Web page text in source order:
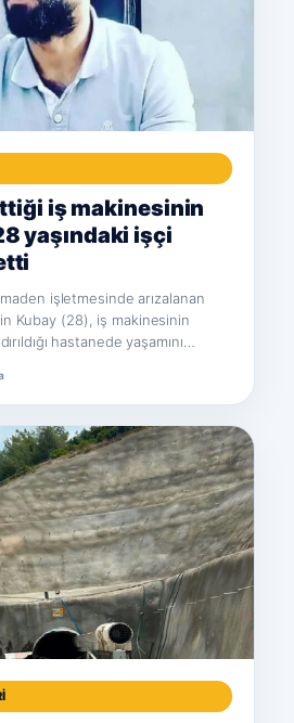
iş makinesinin
yaşındaki işçi
işletmesinde arızalanan
Kubay (28), iş makinesinin
hastanede yaşamını…